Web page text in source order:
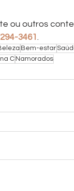
ou outros
3461 .
Bem-estar
C Namorados